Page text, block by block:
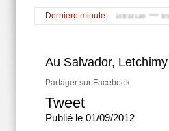
Dernière minute :
à l'école de la magistrature ***
Au Salvador,
Partager sur Facebook
Tweet
Publié le 01/09/2012